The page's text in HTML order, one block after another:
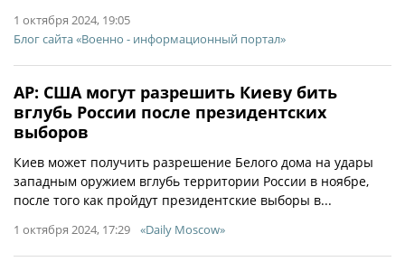
1 октября 2024, 19:05
Блог сайта «Военно - информационный портал»
AP: США могут разрешить Киеву бить
вглубь России после президентских
выборов
Киев может получить разрешение Белого дома на удары
западным оружием вглубь территории России в ноябре,
после того как пройдут президентские выборы в...
1 октября 2024, 17:29 «Daily Moscow»